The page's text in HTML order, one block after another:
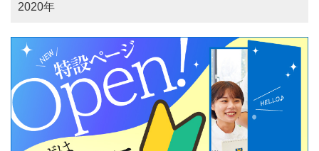
2020年